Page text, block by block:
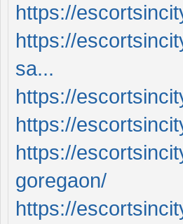
https://
https://
sa...
https://
https://
https://
goregaon/
https://